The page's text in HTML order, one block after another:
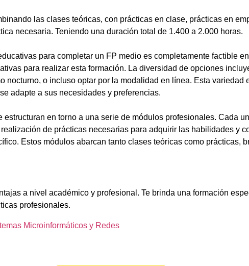
las clases teóricas, con prácticas en clase, prácticas en
necesaria. Teniendo una duración total de 1.400 a 2.000 horas.
para completar un FP medio es completamente factible
para realizar esta formación. La diversidad de opciones
nocturno, o incluso optar por la modalidad en línea. Esta variedad
adapte a sus necesidades y preferencias.
en torno a una serie de módulos profesionales. Cada
de prácticas necesarias para adquirir las habilidades y
Estos módulos abarcan tanto clases teóricas como prácticas,
a nivel académico y profesional. Te brinda una formación
profesionales.
Microinformáticos y Redes